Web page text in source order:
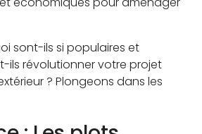
sont-ils si populaires et
ils révolutionner votre projet
? Plongeons dans les